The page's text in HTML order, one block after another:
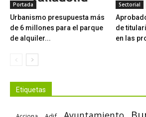
Portada
Urbanismo presupuesta más
de 6 millones para el parque
de alquiler...
Sectorial
de
en las
Etiquetas